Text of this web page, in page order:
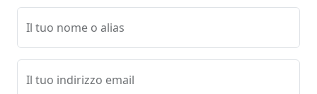
Il tuo nome o alias
Il tuo indirizzo email